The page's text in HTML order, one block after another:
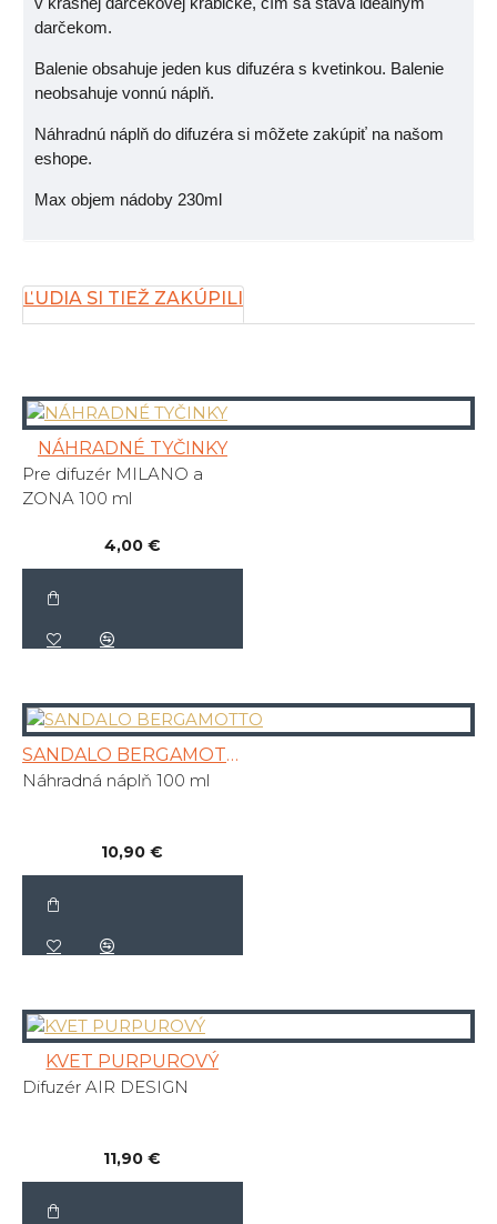
darčekom.
Balenie obsahuje jeden kus difuzéra s kvetinkou. Balenie
neobsahuje vonnú náplň.
Náhradnú náplň do difuzéra si môžete zakúpiť na našom
eshope.
Max objem nádoby 230ml
ĽUDIA SI TIEŽ ZAKÚPILI
NÁHRADNÉ TYČINKY
Pre difuzér MILANO a
ZONA 100 ml
4,00 €
SANDALO BERGAMOTTO
Náhradná náplň 100 ml
10,90 €
KVET PURPUROVÝ
Difuzér AIR DESIGN
11,90 €